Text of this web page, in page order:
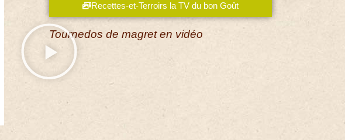
Recettes-et-Terroirs la TV du bon Goût
Tournedos de magret en vidéo